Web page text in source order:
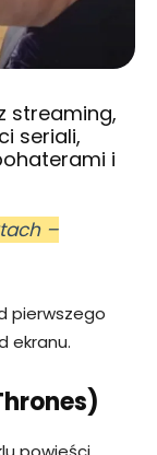
streaming,
seriali,
i
–
pierwszego
ekranu.